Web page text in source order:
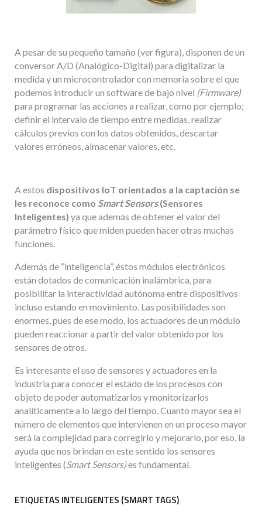
A pesar de su pequeño tamaño (ver figura), disponen de un
conversor A/D (Analógico-Digital) para digitalizar la
medida y un microcontrolador con memoria sobre el que
podemos introducir un software de bajo nivel (Firmware)
para programar las acciones a realizar, como por ejemplo;
definir el intervalo de tiempo entre medidas, realizar
cálculos previos con los datos obtenidos, descartar
valores erróneos, almacenar valores, etc.
A estos dispositivos IoT orientados a la captación se
les reconoce como Smart Sensors(Sensores
Inteligentes) ya que además de obtener el valor del
parámetro físico que miden pueden hacer otras muchas
funciones.
Además de “inteligencia”, éstos módulos electrónicos
están dotados de comunicación inalámbrica, para
posibilitar la interactividad autónoma entre dispositivos
incluso estando en movimiento. Las posibilidades son
enormes, pues de ese modo, los actuadores de un módulo
pueden reaccionar a partir del valor obtenido por los
sensores de otros.
Es interesante el uso de sensores y actuadores en la
industria para conocer el estado de los procesos con
objeto de poder automatizarlos y monitorizarlos
analíticamente a lo largo del tiempo. Cuanto mayor sea el
número de elementos que intervienen en un proceso mayor
será la complejidad para corregirlo y mejorarlo, por eso, la
ayuda que nos brindan en este sentido los sensores
inteligentes (Smart Sensors)es fundamental.
ETIQUETAS INTELIGENTES (SMART TAGS)